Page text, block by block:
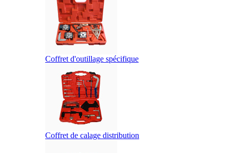
Coffret d'outillage spécifique
Coffret de calage distribution